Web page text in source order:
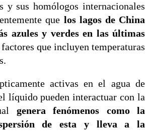
y sus homólogos internacionales
que los lagos de China
azules y verdes en las últimas
que incluyen temperaturas
activas en el agua de
líquido pueden interactuar con la
genera fenómenos como la
de esta y lleva a la